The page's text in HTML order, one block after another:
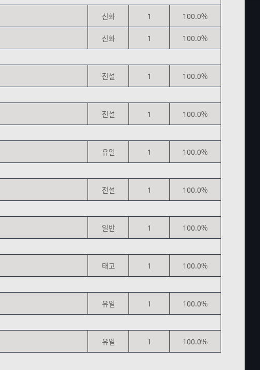
신화 1 100.0%
신화 1
100.0%
전설 1
100.0%
전설 1
100.0%
유일 1
100.0%
전설 1
100.0%
일반 1
100.0%
태고 1
100.0%
유일 1
100.0%
유일 1 100.0%